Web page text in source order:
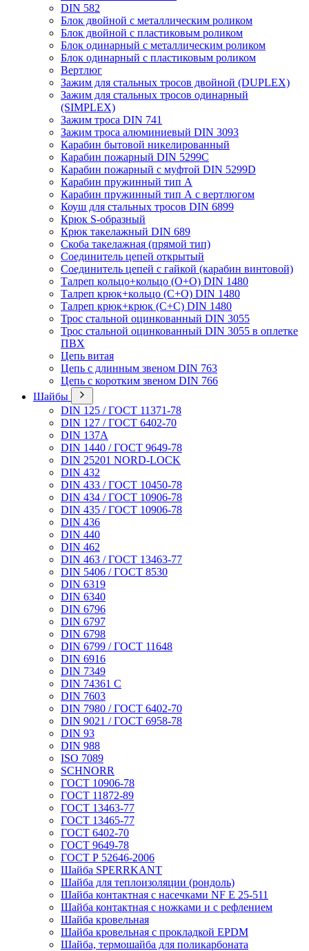
DIN 582
Блок двойной с металлическим роликом
Блок двойной с пластиковым роликом
Блок одинарный с металлическим роликом
Блок одинарный с пластиковым роликом
Вертлюг
Зажим для стальных тросов двойной (DUPLEX)
Зажим для стальных тросов одинарный
(SIMPLEX)
Зажим троса DIN 741
Зажим троса алюминиевый DIN 3093
Карабин бытовой никелированный
Карабин пожарный DIN 5299C
Карабин пожарный с муфтой DIN 5299D
Карабин пружинный тип А
Карабин пружинный тип А с вертлюгом
Коуш для стальных тросов DIN 6899
Крюк S-образный
Крюк такелажный DIN 689
Скоба такелажная (прямой тип)
Соединитель цепей открытый
Соединитель цепей с гайкой (карабин винтовой)
Талреп кольцо+кольцо (О+О) DIN 1480
Талреп крюк+кольцо (С+О) DIN 1480
Талреп крюк+крюк (С+С) DIN 1480
Трос стальной оцинкованный DIN 3055
Трос стальной оцинкованный DIN 3055 в оплетке
ПВХ
Цепь витая
Цепь с длинным звеном DIN 763
Цепь с коротким звеном DIN 766
Шайбы
DIN 125 / ГОСТ 11371-78
DIN 127 / ГОСТ 6402-70
DIN 137A
DIN 1440 / ГОСТ 9649-78
DIN 25201 NORD-LOCK
DIN 432
DIN 433 / ГОСТ 10450-78
DIN 434 / ГОСТ 10906-78
DIN 435 / ГОСТ 10906-78
DIN 436
DIN 440
DIN 462
DIN 463 / ГОСТ 13463-77
DIN 5406 / ГОСТ 8530
DIN 6319
DIN 6340
DIN 6796
DIN 6797
DIN 6798
DIN 6799 / ГОСТ 11648
DIN 6916
DIN 7349
DIN 74361 C
DIN 7603
DIN 7980 / ГОСТ 6402-70
DIN 9021 / ГОСТ 6958-78
DIN 93
DIN 988
ISO 7089
SCHNORR
ГОСТ 10906-78
ГОСТ 11872-89
ГОСТ 13463-77
ГОСТ 13465-77
ГОСТ 6402-70
ГОСТ 9649-78
ГОСТ Р 52646-2006
Шайба SPERRKANT
Шайба для теплоизоляции (рондоль)
Шайба контактная с насечками NF E 25-511
Шайба контактная с ножками и с рефлением
Шайба кровельная
Шайба кровельная с прокладкой EPDM
Шайба, термошайба для поликарбоната